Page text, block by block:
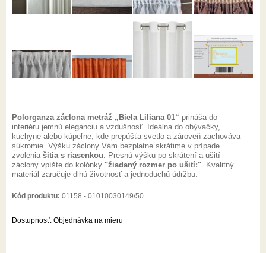
Polorganza záclona metráž „Biela Liliana 01“ prináša do
interiéru jemnú eleganciu a vzdušnosť. Ideálna do obývačky,
kuchyne alebo kúpeľne, kde prepúšťa svetlo a zároveň zachováva
súkromie. Výšku záclony Vám bezplatne skrátime v prípade
zvolenia šitia s riasenkou . Presnú výšku po skrátení a ušití
záclony vpíšte do kolónky "žiadaný rozmer po ušití:" . Kvalitný
materiál zaručuje dlhú životnosť a jednoduchú údržbu.
Kód produktu: 01158 - 01010030149/50
Dostupnosť: Objednávka na mieru